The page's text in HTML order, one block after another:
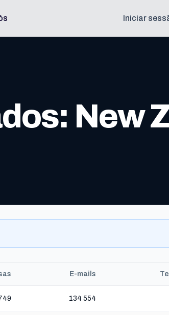
Iniciar
New
E-mails
134 554